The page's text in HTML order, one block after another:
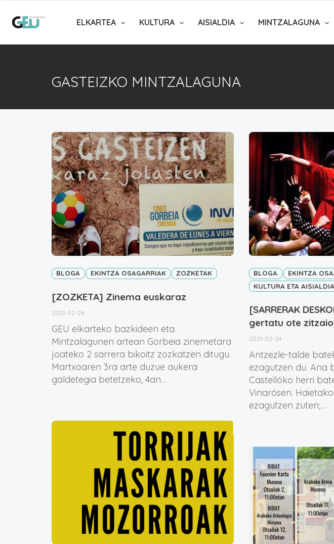
ELKARTEA KULTURA AISIALDIA MINTZALAGUNA
GASTEIZKO MINTZALAGUNA
BLOGA EKINTZA OSAGARRIAK ZOZKETAK
[ZOZKETA] Zinema euskaraz
2021-02-24
GEU elkarteko bazkideen eta
Mintzalagunen artean Gorbeia zinemetara
joateko 2 sarrera bikoitz zozkatzen ditugu.
Martxoaren 3ra arte duzue aukera
galdetegia betetzeko, 4an…
BLOGA
EKINTZA
KULTURA ETA AISIALDIA
[SARRERAK
gertatu ote
2021-02-24
Antzezle-talde
ezagutzen du. Ana
Castellóko herri
Vinarósen.
ezagutzen zuten;…